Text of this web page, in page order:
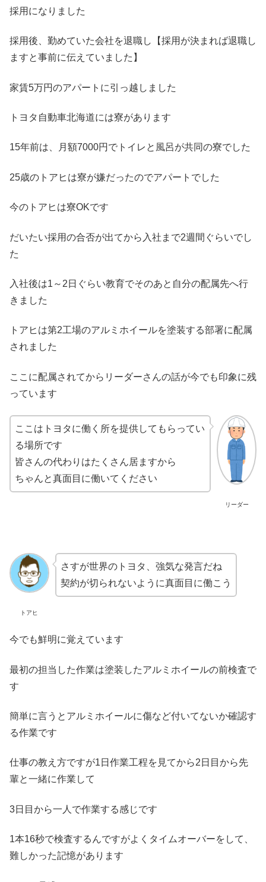
採用になりました
採用後、勤めていた会社を退職し【採用が決まれば退職し
ますと事前に伝えていました】
家賃5万円のアパートに引っ越しました
トヨタ自動車北海道には寮があります
15年前は、月額7000円でトイレと風呂が共同の寮でした
25歳のトアヒは寮が嫌だったのでアパートでした
今のトアヒは寮OKです
だいたい採用の合否が出てから入社まで2週間ぐらいでし
た
入社後は1～2日ぐらい教育でそのあと自分の配属先へ行
きました
トアヒは第2工場のアルミホイールを塗装する部署に配属
されました
ここに配属されてからリーダーさんの話が今でも印象に残
っています
リーダー
ここはトヨタに働く所を提供してもらってい
る場所です
皆さんの代わりはたくさん居ますから
ちゃんと真面目に働いてください
トアヒ
さすが世界のトヨタ、強気な発言だね
契約が切られないように真面目に働こう
今でも鮮明に覚えています
最初の担当した作業は塗装したアルミホイールの前検査で
す
簡単に言うとアルミホイールに傷など付いてないか確認す
る作業です
仕事の教え方ですが1日作業工程を見てから2日目から先
輩と一緒に作業して
3日目から一人で作業する感じです
1本16秒で検査するんですがよくタイムオーバーをして、
難しかった記憶があります